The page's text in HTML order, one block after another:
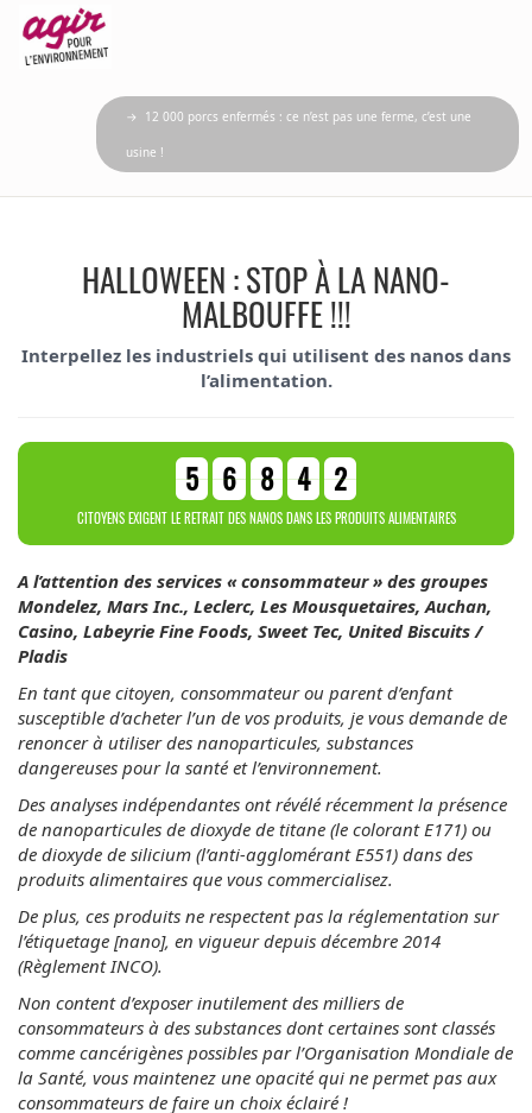
→ 12 000 porcs enfermés : ce n’est pas une ferme, c’est une
usine !
HALLOWEEN : STOP À LA NANO-
MALBOUFFE !!!
Interpellez les industriels qui utilisent des nanos dans
l’alimentation.
5 6 8 4 2
CITOYENS EXIGENT LE RETRAIT DES NANOS DANS LES PRODUITS ALIMENTAIRES
A l’attention des services « consommateur » des groupes
Mondelez, Mars Inc., Leclerc, Les Mousquetaires, Auchan,
Casino, Labeyrie Fine Foods, Sweet Tec, United Biscuits /
Pladis
En tant que citoyen, consommateur ou parent d’enfant
susceptible d’acheter l’un de vos produits, je vous demande de
renoncer à utiliser des nanoparticules, substances
dangereuses pour la santé et l’environnement.
Des analyses indépendantes ont révélé récemment la présence
de nanoparticules de dioxyde de titane (le colorant E171) ou
de dioxyde de silicium (l’anti-agglomérant E551) dans des
produits alimentaires que vous commercialisez.
De plus, ces produits ne respectent pas la réglementation sur
l’étiquetage [nano], en vigueur depuis décembre 2014
(Règlement INCO).
Non content d’exposer inutilement des milliers de
consommateurs à des substances dont certaines sont classés
comme cancérigènes possibles par l’Organisation Mondiale de
la Santé, vous maintenez une opacité qui ne permet pas aux
consommateurs de faire un choix éclairé !